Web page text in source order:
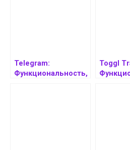
Telegram:
Функциональность,
Toggl